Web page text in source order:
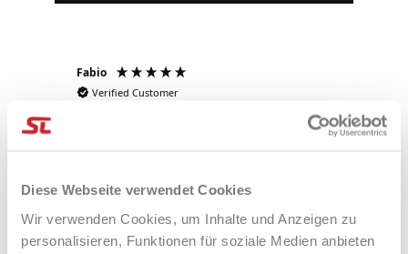
Diese Webseite verwendet Cookies
Wir verwenden Cookies, um Inhalte und Anzeigen zu
personalisieren, Funktionen für soziale Medien anbieten
Fabio
Verified Customer
Negozio raccomandato al 💯: comprato
ieri uno zaino è arrivato il giorno dopo. I
gentili e disponibilissimi. Grazie mille.